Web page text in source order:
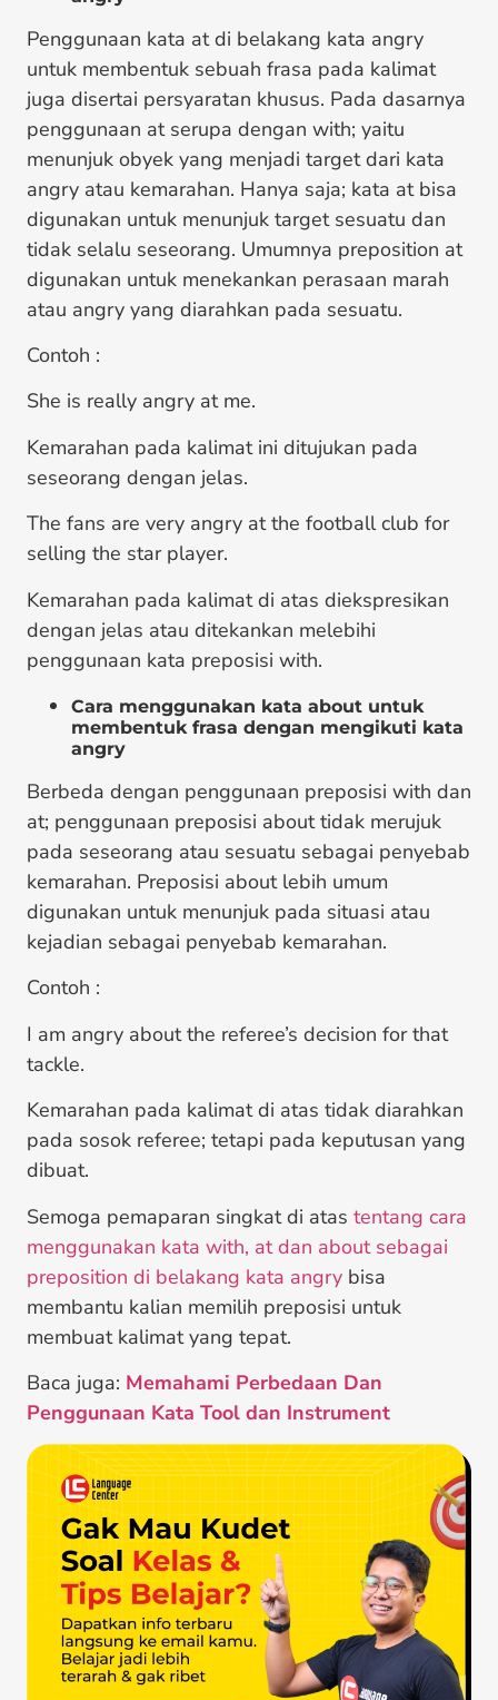
Penggunaan kata at di belakang kata angry
untuk membentuk sebuah frasa pada kalimat
juga disertai persyaratan khusus. Pada dasarnya
penggunaan at serupa dengan with; yaitu
menunjuk obyek yang menjadi target dari kata
angry atau kemarahan. Hanya saja; kata at bisa
digunakan untuk menunjuk target sesuatu dan
tidak selalu seseorang. Umumnya preposition at
digunakan untuk menekankan perasaan marah
atau angry yang diarahkan pada sesuatu.
Contoh :
She is really angry at me.
Kemarahan pada kalimat ini ditujukan pada
seseorang dengan jelas.
The fans are very angry at the football club for
selling the star player.
Kemarahan pada kalimat di atas diekspresikan
dengan jelas atau ditekankan melebihi
penggunaan kata preposisi with.
Cara menggunakan kata about untuk
membentuk frasa dengan mengikuti kata
angry
Berbeda dengan penggunaan preposisi with dan
at; penggunaan preposisi about tidak merujuk
pada seseorang atau sesuatu sebagai penyebab
kemarahan. Preposisi about lebih umum
digunakan untuk menunjuk pada situasi atau
kejadian sebagai penyebab kemarahan.
Contoh :
I am angry about the referee’s decision for that
tackle.
Kemarahan pada kalimat di atas tidak diarahkan
pada sosok referee; tetapi pada keputusan yang
dibuat.
Semoga pemaparan singkat di atas tentang cara
menggunakan kata with, at dan about sebagai
preposition di belakang kata angry bisa
membantu kalian memilih preposisi untuk
membuat kalimat yang tepat.
Baca juga: Memahami Perbedaan Dan
Penggunaan Kata Tool dan Instrument